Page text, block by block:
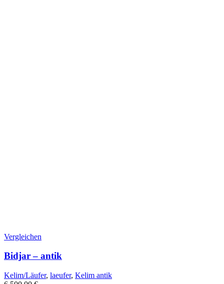
Vergleichen
Bidjar – antik
Kelim/Läufer, laeufer, Kelim antik